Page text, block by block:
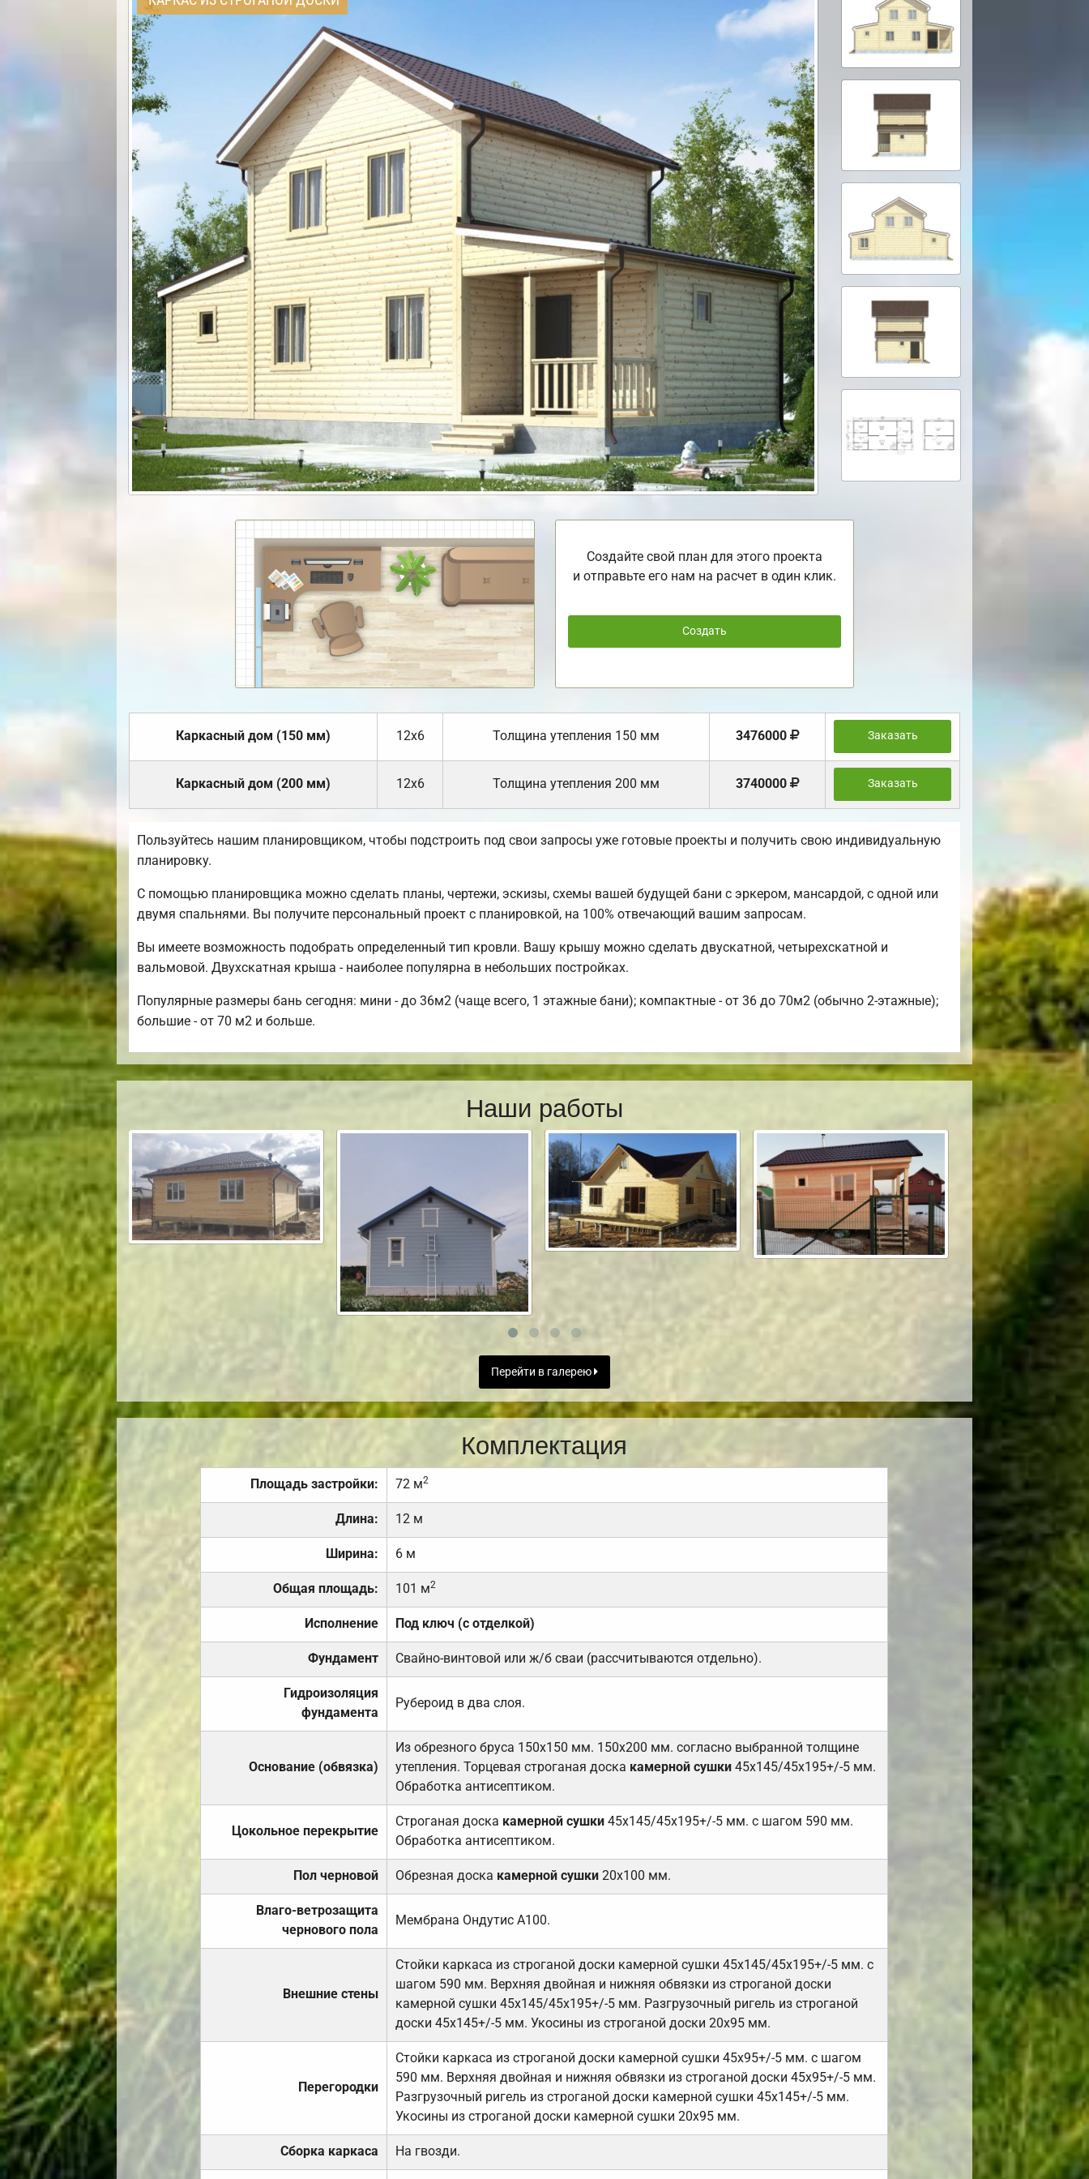
Создайте свой план для этого проекта
и отправьте его нам на расчет в один клик.
Создать
Каркасный дом (150 мм) 12х6 Толщина утепления 150 мм 3476000 Заказать
Каркасный дом (200 мм) 12х6 Толщина утепления 200 мм 3740000 Заказать
Пользуйтесь нашим планировщиком, чтобы подстроить под свои запросы уже готовые проекты и получить свою индивидуальную
планировку.
С помощью планировщика можно сделать планы, чертежи, эскизы, схемы вашей будущей бани с эркером, мансардой, с одной или
двумя спальнями. Вы получите персональный проект с планировкой, на 100% отвечающий вашим запросам.
Вы имеете возможность подобрать определенный тип кровли. Вашу крышу можно сделать двускатной, четырехскатной и
вальмовой. Двухскатная крыша - наиболее популярна в небольших постройках.
Популярные размеры бань сегодня: мини - до 36м2 (чаще всего, 1 этажные бани); компактные - от 36 до 70м2 (обычно 2-этажные);
большие - от 70 м2 и больше.
Наши работы
Перейти в галерею
Комплектация
Площадь застройки: 72 м2
Длина: 12 м
Ширина: 6 м
Общая площадь: 101 м2
Исполнение Под ключ (с отделкой)
Фундамент Свайно-винтовой или ж/б сваи (рассчитываются отдельно).
Гидроизоляция
фундамента
Рубероид в два слоя.
Основание (обвязка)
Из обрезного бруса 150х150 мм. 150х200 мм. согласно выбранной толщине
утепления. Торцевая строганая доска камерной сушки45х145/45х195+/-5 мм.
Обработка антисептиком.
Цокольное перекрытие
Строганая доска камерной сушки 45х145/45х195+/-5 мм. с шагом 590 мм.
Обработка антисептиком.
Пол черновой Обрезная доска камерной сушки20х100 мм.
Влаго-ветрозащита
чернового пола
Мембрана Ондутис А100.
Внешние стены
Стойки каркаса из строганой доски камерной сушки 45х145/45х195+/-5 мм. с
шагом 590 мм. Верхняя двойная и нижняя обвязки из строганой доски
камерной сушки 45х145/45х195+/-5 мм. Разгрузочный ригель из строганой
доски 45х145+/-5 мм. Укосины из строганой доски 20х95 мм.
Перегородки
Стойки каркаса из строганой доски камерной сушки 45х95+/-5 мм. с шагом
590 мм. Верхняя двойная и нижняя обвязки из строганой доски 45х95+/-5 мм.
Разгрузочный ригель из строганой доски камерной сушки 45х145+/-5 мм.
Укосины из строганой доски камерной сушки 20х95 мм.
Сборка каркаса На гвозди.